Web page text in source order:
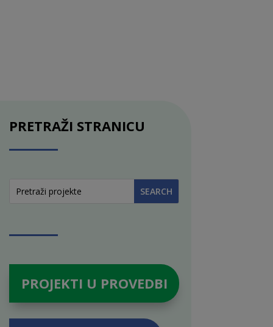
PRETRAŽI STRANICU
PROJEKTI U PROVEDBI